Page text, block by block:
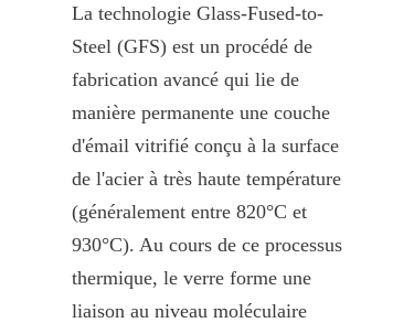
La technologie Glass-Fused-to-
Steel (GFS) est un procédé de
fabrication avancé qui lie de
manière permanente une couche
d'émail vitrifié conçu à la surface
de l'acier à très haute température
(généralement entre 820°C et
930°C). Au cours de ce processus
thermique, le verre forme une
liaison au niveau moléculaire